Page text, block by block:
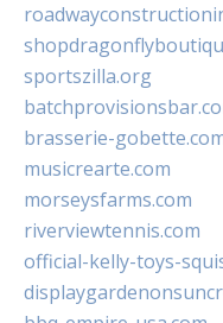
sportszilla.org
brasserie-
musicrearte.com
morseysfarms.com
riverviewtennis.com
official-kelly-toys-